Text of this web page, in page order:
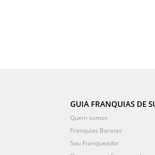
GUIA FRANQUIAS DE
Quem somos
Franquias Baratas
Sou Franqueador